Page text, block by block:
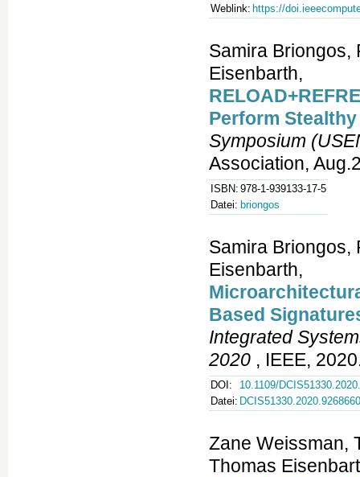
Weblink: https://
Samira Briongos,
Eisenbarth,
Perform
Symposium
Association,
ISBN: 978-1-939133-17-5
Datei: briongos
Samira Briongos,
Eisenbarth,
Based
Integrated
2020 , IEEE,
DOI:
10.1109/
Datei: DCIS51330.2020.9268660
Zane Weissman,
Thomas